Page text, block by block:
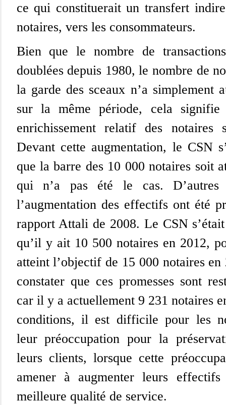
ce qui constituerait un transfert
notaires, vers les consommateurs.
Bien que le nombre de
doublées depuis 1980, le nombre de
la garde des sceaux n’a simplement
sur la même période, cela
enrichissement relatif des notaires
Devant cette augmentation, le CSN
que la barre des 10 000 notaires soit
qui n’a pas été le cas. D’autres
l’augmentation des effectifs ont été
rapport Attali de 2008. Le CSN
qu’il y ait 10 500 notaires en 2012,
atteint l’objectif de 15 000 notaires en
constater que ces promesses sont
car il y a actuellement 9 231 notaires
conditions, il est difficile pour les
leur préoccupation pour la
leurs clients, lorsque cette
amener à augmenter leurs
meilleure qualité de service.